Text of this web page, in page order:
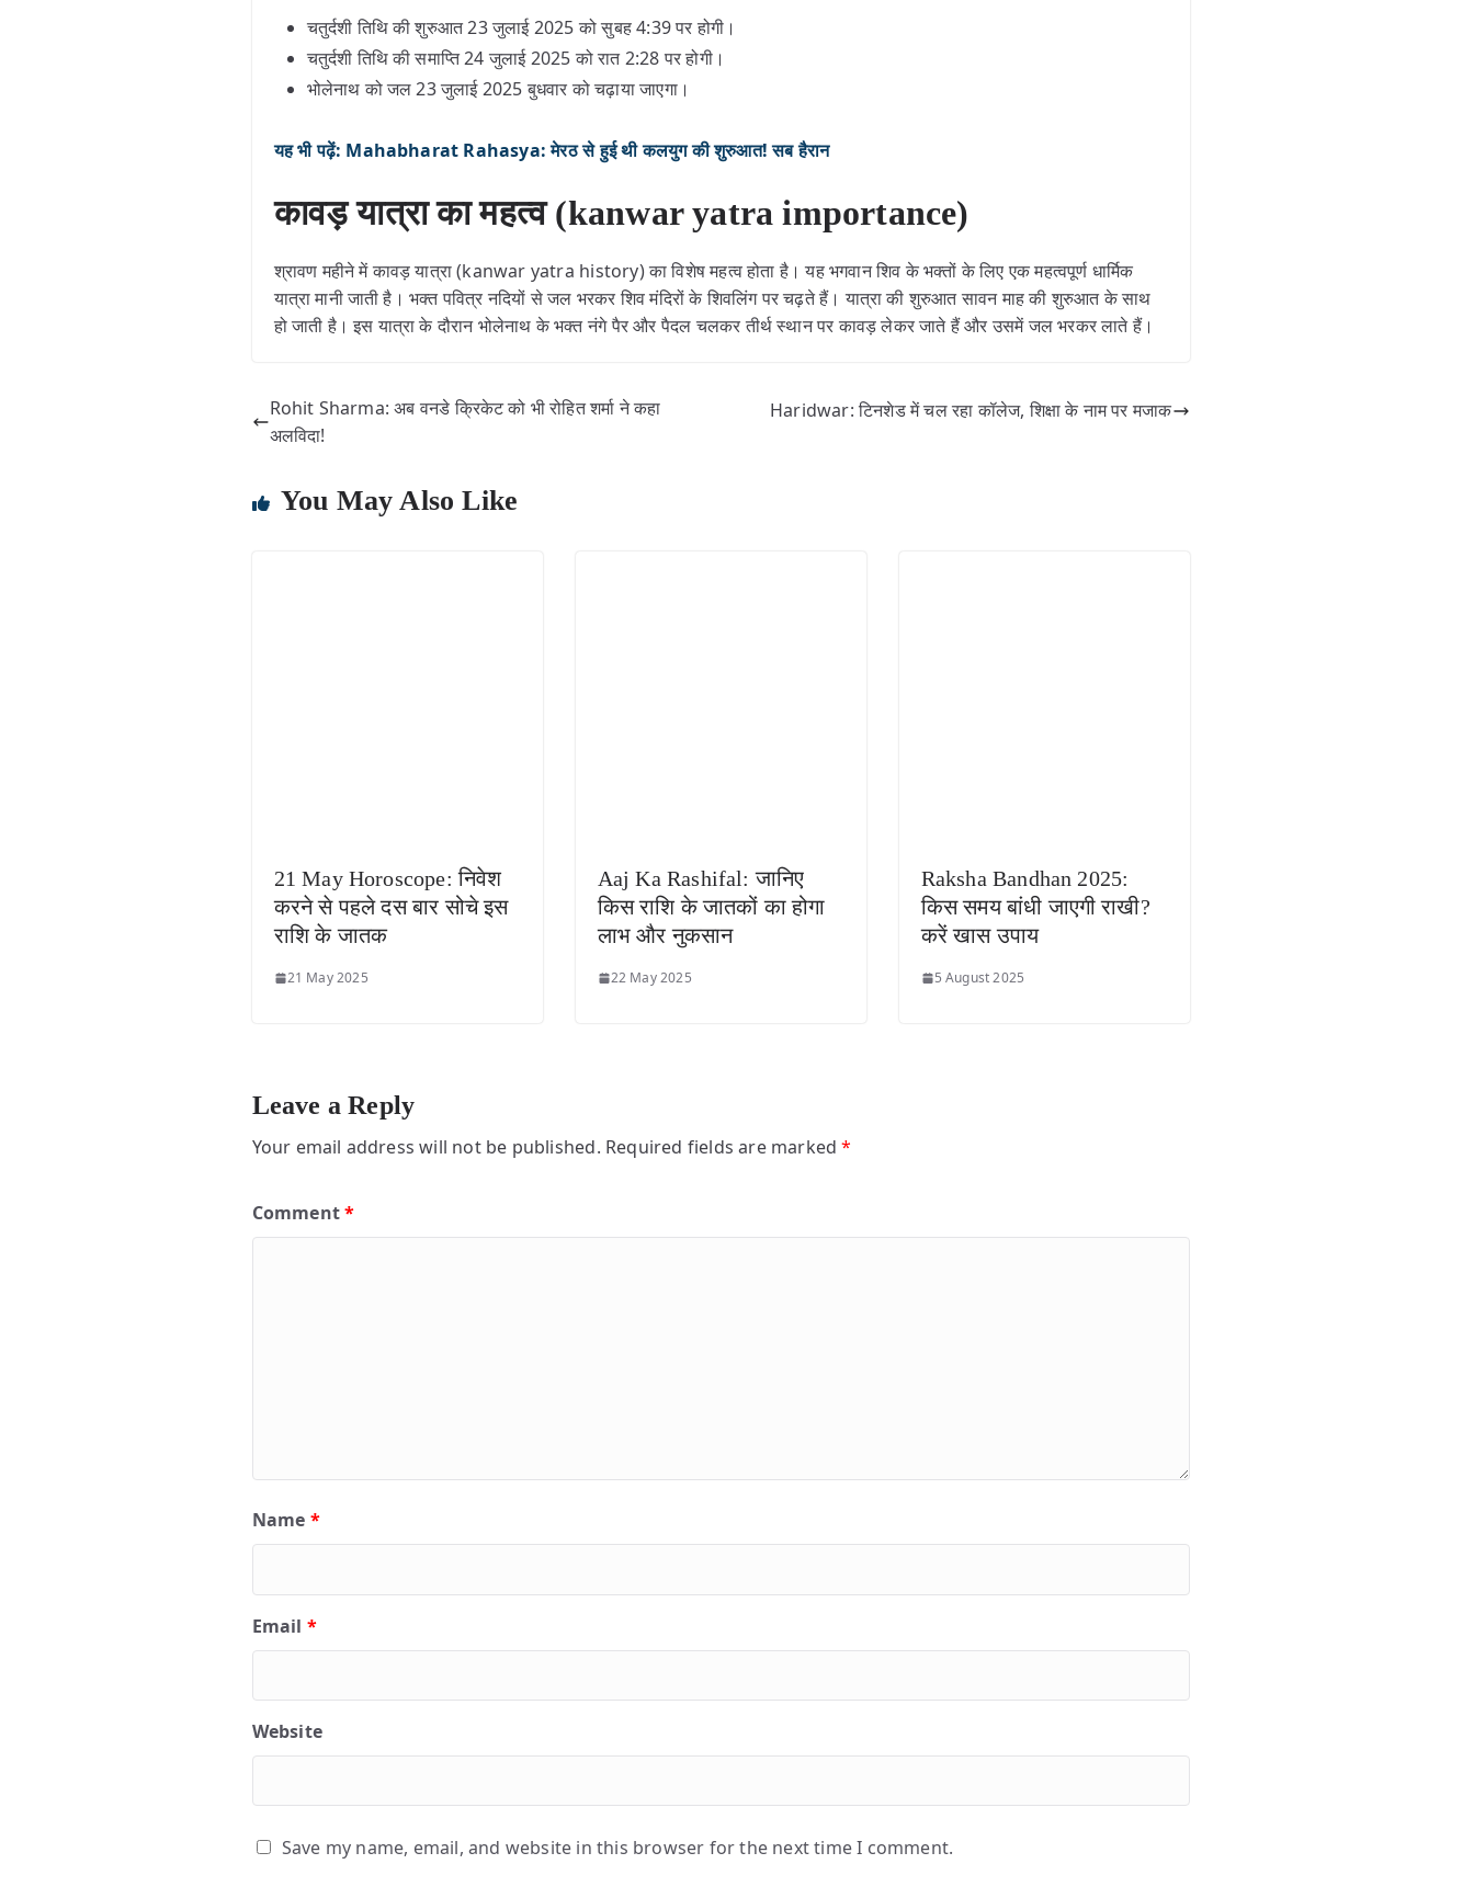
चतुर्दशी तिथि की शुरुआत 23 जुलाई 2025 को सुबह 4:39 पर होगी।
चतुर्दशी तिथि की समाप्ति 24 जुलाई 2025 को रात 2:28 पर होगी।
भोलेनाथ को जल 23 जुलाई 2025 बुधवार को चढ़ाया जाएगा।
यह भी पढ़ें: Mahabharat Rahasya: मेरठ से हुई थी कलयुग की शुरुआत! सब हैरान
कावड़ यात्रा का महत्व (kanwar yatra importance)
श्रावण महीने में कावड़ यात्रा (kanwar yatra history) का विशेष महत्व होता है। यह भगवान शिव के भक्तों के लिए एक महत्वपूर्ण धार्मिक
यात्रा मानी जाती है। भक्त पवित्र नदियों से जल भरकर शिव मंदिरों के शिवलिंग पर चढ़ते हैं। यात्रा की शुरुआत सावन माह की शुरुआत के साथ
हो जाती है। इस यात्रा के दौरान भोलेनाथ के भक्त नंगे पैर और पैदल चलकर तीर्थ स्थान पर कावड़ लेकर जाते हैं और उसमें जल भरकर लाते हैं।
Rohit Sharma: अब वनडे क्रिकेट को भी रोहित शर्मा ने कहा
अलविदा!
Haridwar: टिनशेड में चल रहा कॉलेज, शिक्षा के नाम पर मजाक
You May Also Like
21 May Horoscope: निवेश
करने से पहले दस बार सोचे इस
राशि के जातक
21 May 2025
Aaj Ka Rashifal: जानिए
किस राशि के जातकों का होगा
लाभ और नुकसान
22 May 2025
Raksha Bandhan 2025:
किस समय बांधी जाएगी राखी?
करें खास उपाय
5 August 2025
Leave a Reply
Your email address will not be published. Required fields are marked*
Comment*
Name *
Email *
Website
Save my name, email, and website in this browser for the next time I comment.